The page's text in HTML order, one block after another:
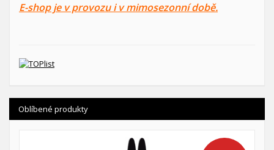
E-shop je v provozu i v mimosezonní době.
Oblíbené produkty